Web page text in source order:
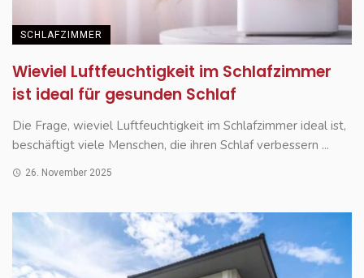
SCHLAFZIMMER
Wieviel Luftfeuchtigkeit im Schlafzimmer
ist ideal für gesunden Schlaf
Die Frage, wieviel Luftfeuchtigkeit im Schlafzimmer ideal ist,
beschäftigt viele Menschen, die ihren Schlaf verbessern ...
26. November 2025